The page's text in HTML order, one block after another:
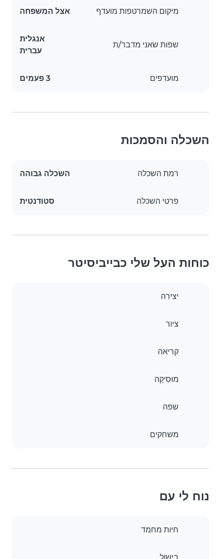
מיקום השמרטפות מועדף אצל המשפחה
שפות שאני מדבר/ת
אנגלית
עברית
מועדפים 3 פעמים
השכלה והסמכות
רמת השכלה השכלה גבוהה
פרטי השכלה סטודנטית
כוחות העל שלי כבייביסיטר
יצירה
ציור
קריאה
מוּסִיקָה
שפה
משחקים
נוח לי עם
חיות מחמד